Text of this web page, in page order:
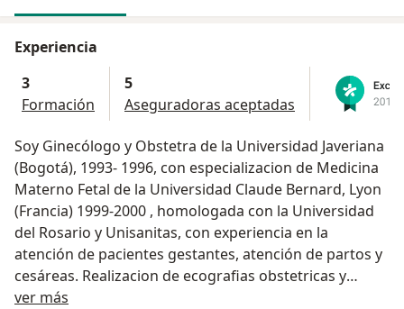
Experiencia
3
Formación
5
Aseguradoras aceptadas
Soy Ginecólogo y Obstetra de la Universidad Javeriana
(Bogotá), 1993- 1996, con especializacion de Medicina
Materno Fetal de la Universidad Claude Bernard, Lyon
(Francia) 1999-2000 , homologada con la Universidad
del Rosario y Unisanitas, con experiencia en la
atención de pacientes gestantes, atención de partos y
cesáreas. Realizacion de ecografias obstetricas y
ginecologicas convencionales y en 3 o 4 D
ver más